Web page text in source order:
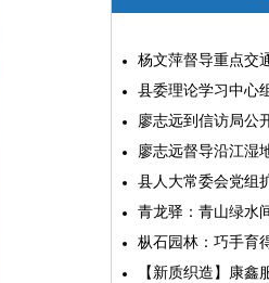
杨文萍督导重点交
县委理论学习中心
廖志远到信访局公
廖志远督导沿江湿
县人大常委会党组
青龙驿：青山绿水
枞石园林：巧手育
【新质织造】康鑫